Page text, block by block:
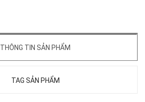
THÔNG TIN SẢN PHẨM
TAG SẢN PHẨM